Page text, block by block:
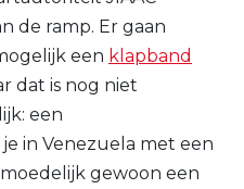
de ramp. Er gaan
een klapband
dat is nog niet
een
in Venezuela met een
gewoon een